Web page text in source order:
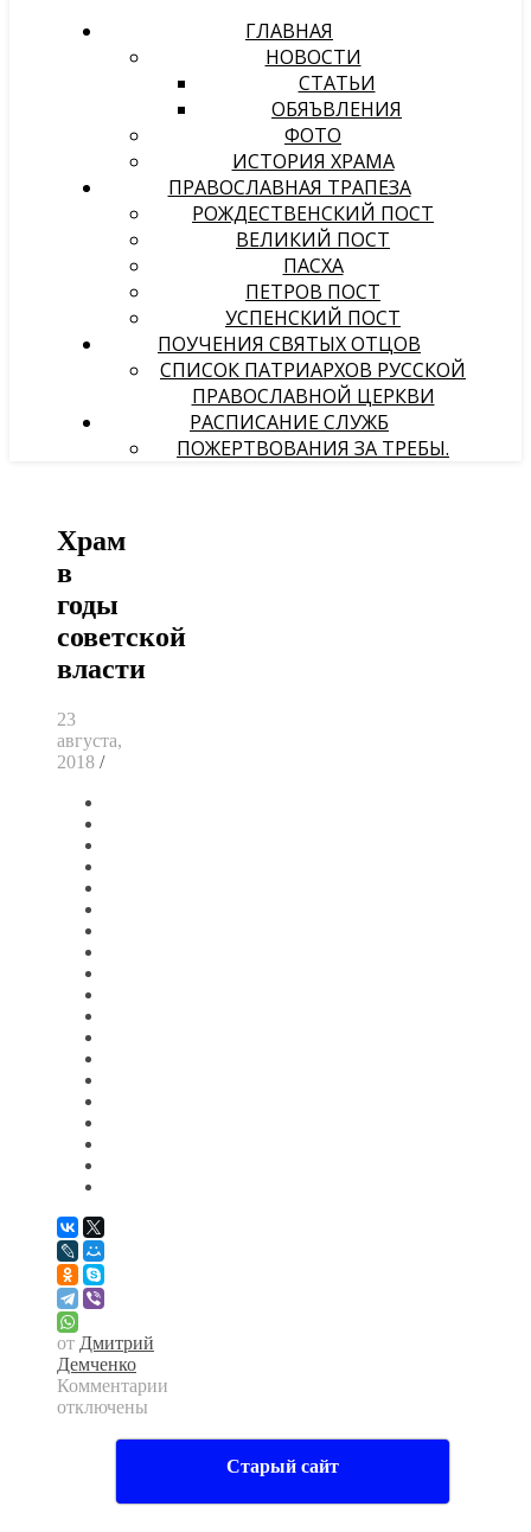
ГЛАВНАЯ
НОВОСТИ
СТАТЬИ
ОБЯЪВЛЕНИЯ
ФОТО
ИСТОРИЯ ХРАМА
ПРАВОСЛАВНАЯ ТРАПЕЗА
РОЖДЕСТВЕНСКИЙ ПОСТ
ВЕЛИКИЙ ПОСТ
ПАСХА
ПЕТРОВ ПОСТ
УСПЕНСКИЙ ПОСТ
ПОУЧЕНИЯ СВЯТЫХ ОТЦОВ
СПИСОК ПАТРИАРХОВ РУССКОЙ
ПРАВОСЛАВНОЙ ЦЕРКВИ
РАСПИСАНИЕ СЛУЖБ
ПОЖЕРТВОВАНИЯ ЗА ТРЕБЫ.
Храм
в
годы
советской
власти
23
августа,
2018 /
от Дмитрий
Демченко
Комментарии
к
отключены
Старый сайт